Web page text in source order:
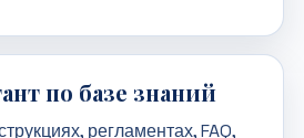
по базе знаний
регламентах, FAQ,